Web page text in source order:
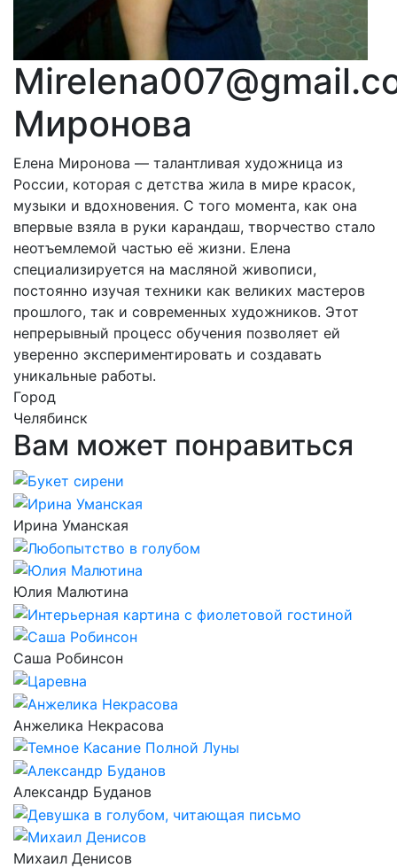
Миронова
Елена Миронова — талантливая художница из
России, которая с детства жила в мире красок,
музыки и вдохновения. С того момента, как она
впервые взяла в руки карандаш, творчество стало
неотъемлемой частью её жизни. Елена
специализируется на масляной живописи,
постоянно изучая техники как великих мастеров
прошлого, так и современных художников. Этот
непрерывный процесс обучения позволяет ей
уверенно экспериментировать и создавать
уникальные работы.
Город
Челябинск
Вам может понравиться
Ирина Уманская
Юлия Малютина
Саша Робинсон
Анжелика Некрасова
Александр Буданов
Михаил Денисов